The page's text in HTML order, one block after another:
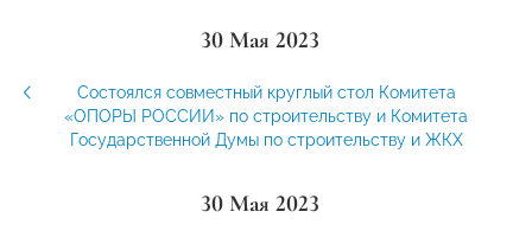
30 Мая 2023
Состоялся совместный круглый стол Комитета
«ОПОРЫ РОССИИ» по строительству и Комитета
Государственной Думы по строительству и ЖКХ
30 Мая 2023